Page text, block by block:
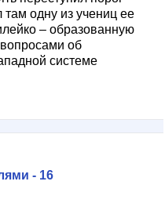
одну из учениц ее
– образованную
об
системе
- 16